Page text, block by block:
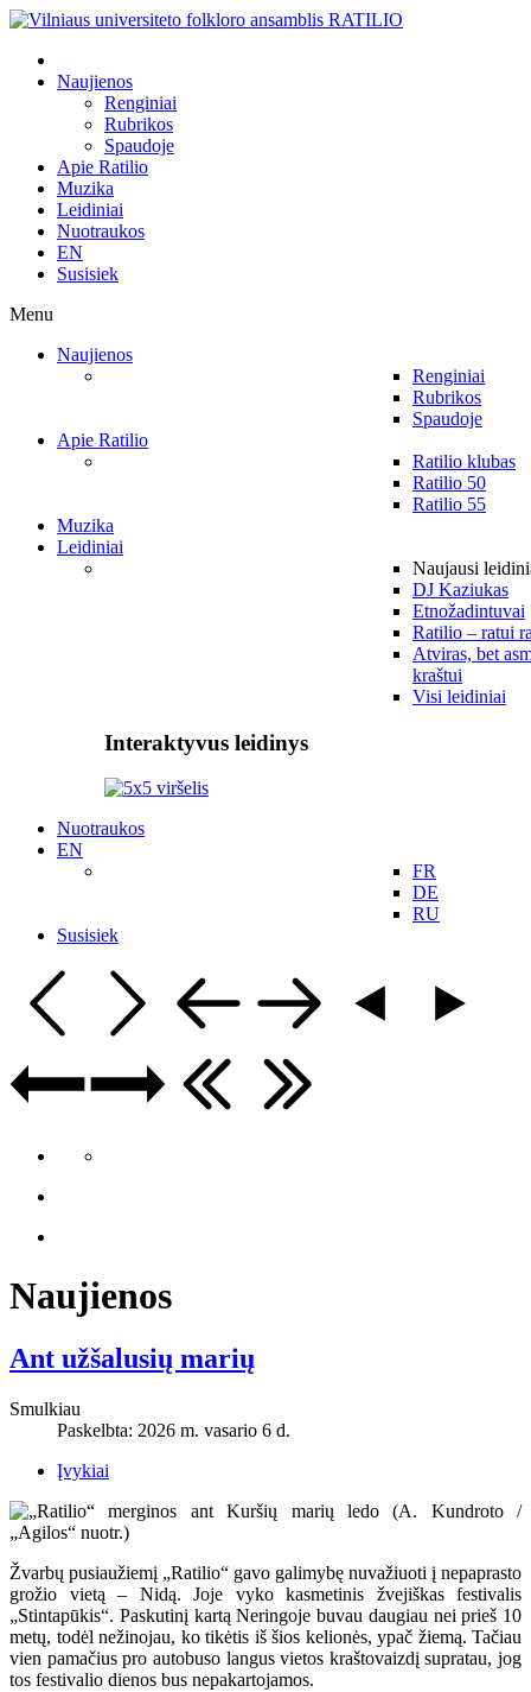
Naujienos
Renginiai
Rubrikos
Spaudoje
Apie Ratilio
Muzika
Leidiniai
Nuotraukos
EN
Susisiek
Menu
Naujienos
Renginiai
Rubrikos
Spaudoje
Apie Ratilio
Ratilio klubas
Ratilio 50
Ratilio 55
Muzika
Leidiniai
Naujausi
DJ Kaziukas
Etnožadintuvai
Ratilio – ratui
Atviras, bet
kraštui
Visi leidiniai
Interaktyvus leidinys
Nuotraukos
EN
FR
DE
RU
Susisiek
Naujienos
Ant užšalusių marių
Smulkiau
Paskelbta: 2026 m. vasario 6 d.
Įvykiai
Žvarbų pusiaužiemį „Ratilio“ gavo galimybę nuvažiuoti į nepaprasto
grožio vietą – Nidą. Joje vyko kasmetinis žvejiškas festivalis
„Stintapūkis“. Paskutinį kartą Neringoje buvau daugiau nei prieš 10
metų, todėl nežinojau, ko tikėtis iš šios kelionės, ypač žiemą. Tačiau
vien pamačius pro autobuso langus vietos kraštovaizdį supratau, jog
tos festivalio dienos bus nepakartojamos.